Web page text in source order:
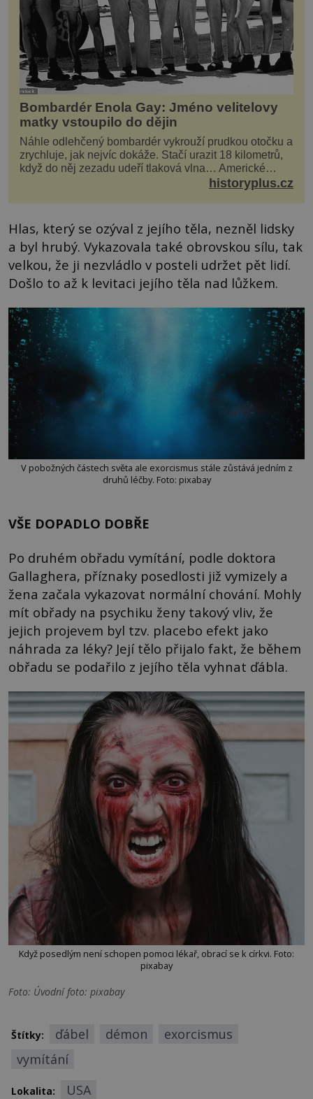
Bombardér Enola Gay: Jméno velitelovy
matky vstoupilo do dějin
Náhle odlehčený bombardér vykrouží prudkou otočku a
zrychluje, jak nejvíc dokáže. Stačí urazit 18 kilometrů,
když do něj zezadu udeří tlaková vlna… Americké
rozhodnutí svrhnout ničivou jadernou bombu ...historyplus.cz
Hlas, který se ozýval z jejího těla, nezněl lidsky
a byl hrubý. Vykazovala také obrovskou sílu, tak
velkou, že ji nezvládlo v posteli udržet pět lidí.
Došlo to až k levitaci jejího těla nad lůžkem.
V pobožných částech světa ale exorcismus stále zůstává jedním z
druhů léčby. Foto: pixabay
VŠE DOPADLO DOBŘE
Po druhém obřadu vymítání, podle doktora
Gallaghera, příznaky posedlosti již vymizely a
žena začala vykazovat normální chování. Mohly
mít obřady na psychiku ženy takový vliv, že
jejich projevem byl tzv. placebo efekt jako
náhrada za léky? Její tělo přijalo fakt, že během
obřadu se podařilo z jejího těla vyhnat ďábla.
Když posedlým není schopen pomoci lékař, obrací se k církvi. Foto:
pixabay
Foto: Úvodní foto: pixabay
Štítky: ďábel démon
exorcismus
vymítání
Lokalita: USA